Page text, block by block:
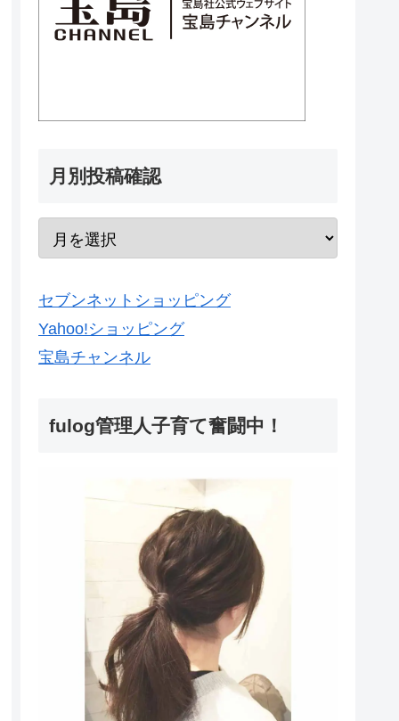
月別投稿確認
セブンネットショッピング
Yahoo!ショッピング
宝島チャンネル
fulog管理人子育て奮闘中！